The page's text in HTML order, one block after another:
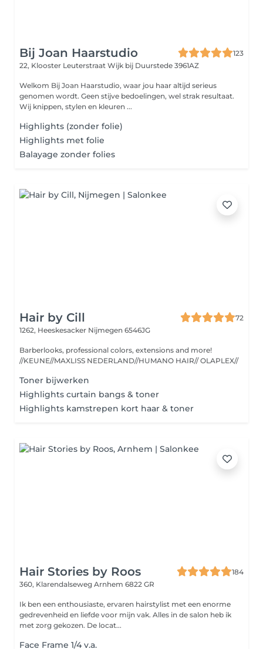
Bij Joan Haarstudio
123
22, Klooster Leuterstraat Wijk bij Duurstede 3961AZ
Welkom Bij Joan Haarstudio, waar jou haar altijd serieus
genomen wordt. Geen stijve bedoelingen, wel strak resultaat.
Wij knippen, stylen en kleuren ...
Highlights (zonder folie)
Highlights met folie
Balayage zonder folies
Hair by Cill
72
1262, Heeskesacker Nijmegen 6546JG
Barberlooks, professional colors, extensions and more!
//KEUNE//MAXLISS NEDERLAND//HUMANO HAIR// OLAPLEX//
Toner bijwerken
Highlights curtain bangs & toner
Highlights kamstrepen kort haar & toner
Hair Stories by Roos
184
360, Klarendalseweg Arnhem 6822 GR
Ik ben een enthousiaste, ervaren hairstylist met een enorme
gedrevenheid en liefde voor mijn vak. Alles in de salon heb ik
met zorg gekozen. De locat...
Face Frame 1/4 v.a.